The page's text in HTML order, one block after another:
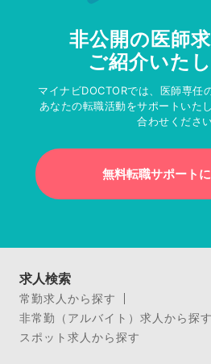
非公開の医師
ご紹介いた
マイナビDOCTORでは、医師専任
あなたの転職活動をサポートいた
合わせください
無料転職サポート
求人検索
常勤求人から探す
非常勤（アルバイト）求人から探す
スポット求人から探す